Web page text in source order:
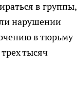
в группы,
нарушении
в тюрьму
тысяч